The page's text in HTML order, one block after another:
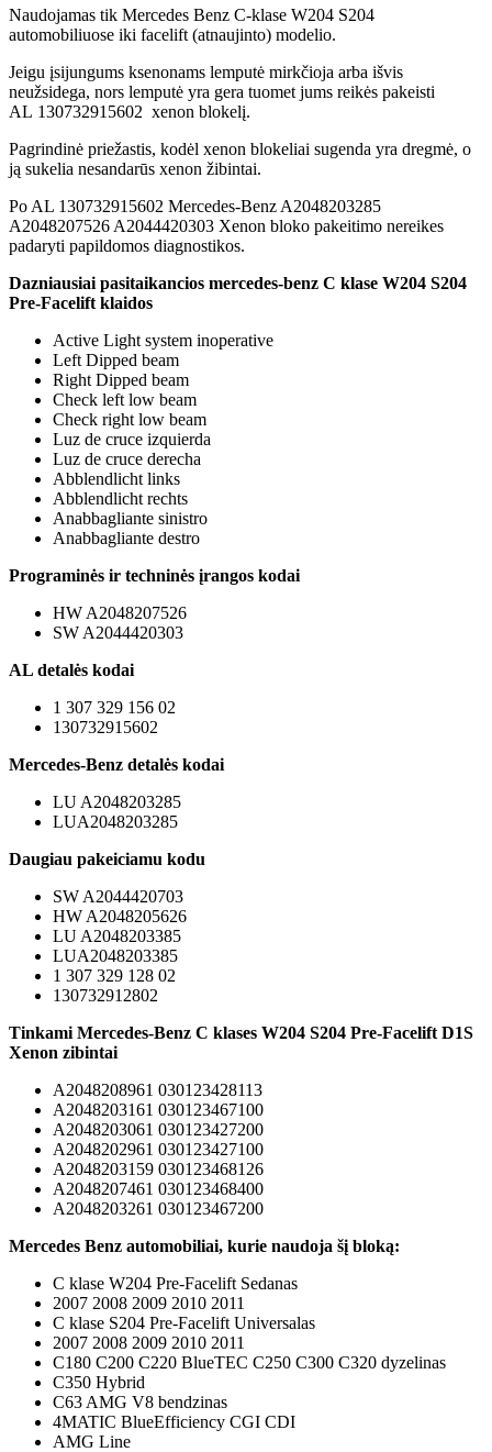
Naudojamas tik Mercedes Benz C-klase W204 S204
automobiliuose iki facelift (atnaujinto) modelio.
Jeigu įsijungums ksenonams lemputė mirkčioja arba išvis
neužsidega, nors lemputė yra gera tuomet jums reikės pakeisti
AL 130732915602 xenon blokelį.
Pagrindinė priežastis, kodėl xenon blokeliai sugenda yra dregmė, o
ją sukelia nesandarūs xenon žibintai.
Po AL 130732915602 Mercedes-Benz A2048203285
A2048207526 A2044420303 Xenon bloko pakeitimo nereikes
padaryti papildomos diagnostikos.
Dazniausiai pasitaikancios mercedes-benz C klase W204 S204
Pre-Facelift klaidos
Active Light system inoperative
Left Dipped beam
Right Dipped beam
Check left low beam
Check right low beam
Luz de cruce izquierda
Luz de cruce derecha
Abblendlicht links
Abblendlicht rechts
Anabbagliante sinistro
Anabbagliante destro
Programinės ir techninės įrangos kodai
HW A2048207526
SW A2044420303
AL detalės kodai
1 307 329 156 02
130732915602
Mercedes-Benz detalės kodai
LU A2048203285
LUA2048203285
Daugiau pakeiciamu kodu
SW A2044420703
HW A2048205626
LU A2048203385
LUA2048203385
1 307 329 128 02
130732912802
Tinkami Mercedes-Benz C klases W204 S204 Pre-Facelift D1S
Xenon zibintai
A2048208961 030123428113
A2048203161 030123467100
A2048203061 030123427200
A2048202961 030123427100
A2048203159 030123468126
A2048207461 030123468400
A2048203261 030123467200
Mercedes Benz automobiliai, kurie naudoja šį bloką:
C klase W204 Pre-Facelift Sedanas
2007 2008 2009 2010 2011
C klase S204 Pre-Facelift Universalas
2007 2008 2009 2010 2011
C180 C200 C220 BlueTEC C250 C300 C320 dyzelinas
C350 Hybrid
C63 AMG V8 bendzinas
4MATIC BlueEfficiency CGI CDI
AMG Line